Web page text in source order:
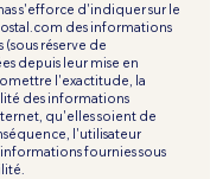
s'efforce d'indiquer sur le
des informations
(sous réserve de
depuis leur mise en
l'exactitude, la
des informations
qu'elles soient de
l'utilisateur
fournies sous